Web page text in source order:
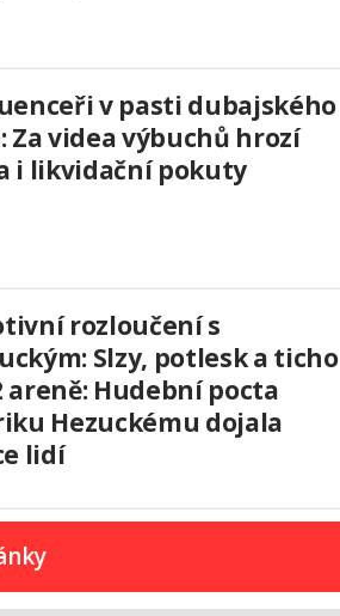
v pasti dubajského
Za videa výbuchů hrozí
i likvidační pokuty
rozloučení s
Slzy, potlesk a ticho
areně: Hudební pocta
Hezuckému dojala
lidí